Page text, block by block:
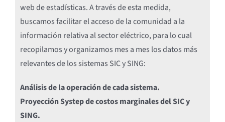
web de estadísticas. A través de esta medida,
buscamos facilitar el acceso de la comunidad a la
información relativa al sector eléctrico, para lo cual
recopilamos y organizamos mes a mes los datos más
relevantes de los sistemas SIC y SING:
Análisis de la operación de cada sistema.
Proyección Systep de costos marginales del SIC y
SING.